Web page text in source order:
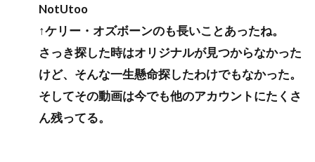
NotUtoo
↑ケリー・オズボーンのも長いことあったね。
さっき探した時はオリジナルが見つからなかった
けど、そんな一生懸命探したわけでもなかった。
そしてその動画は今でも他のアカウントにたくさ
ん残ってる。